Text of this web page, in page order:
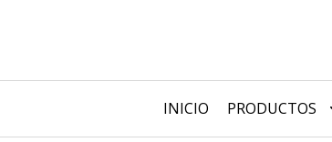
INICIO PRODUCTOS